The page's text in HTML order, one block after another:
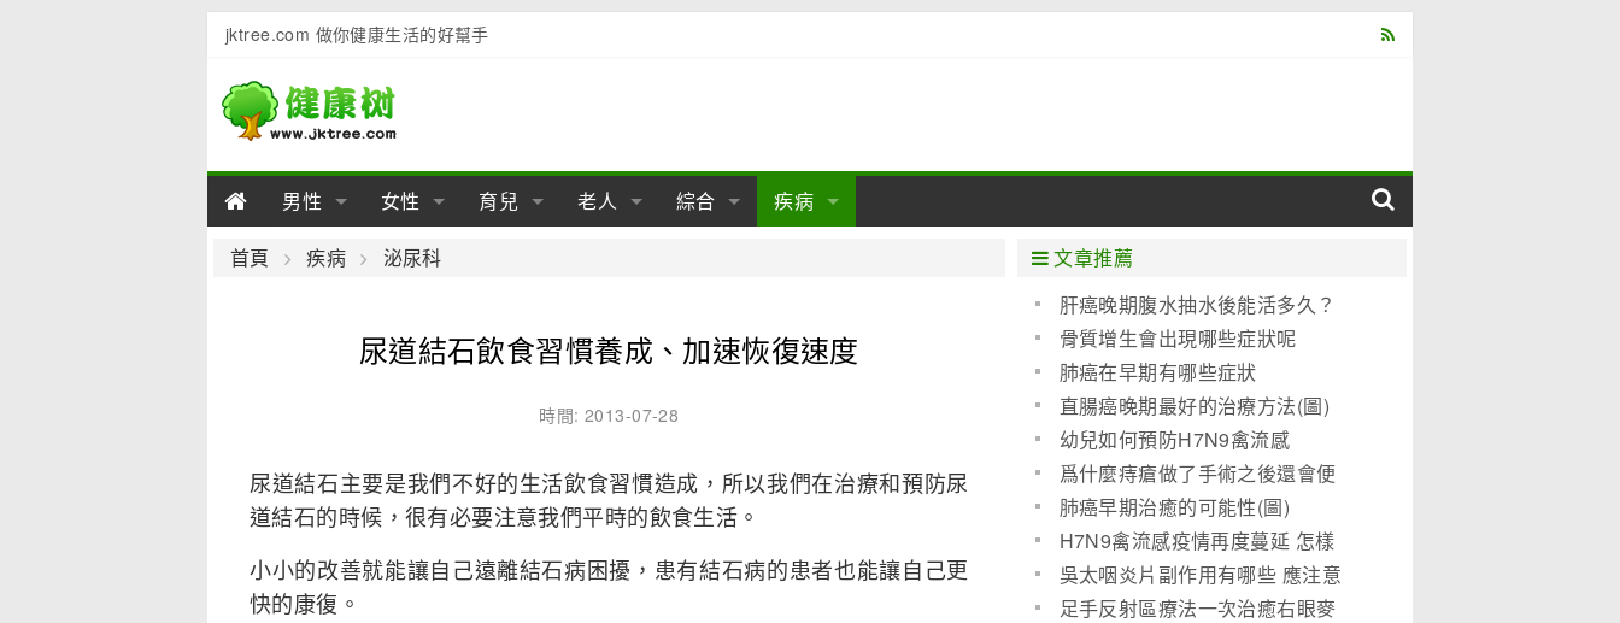
jktree.com 做你健康生活的好幫手
男性
男性陽痿
男性早泄
男性飲食
男性用品 男性疾病
女性
女性乳房
女性飲食
女性生理 女性疾病
育兒
幼兒期
學前期 母嬰用品
老人
老人用品
老人護理
綜合
亞健康
急救自救
疾病
肝病
泌尿科
肛腸科
心血管
口腔科
首頁 疾病 泌尿科
尿道結石飲食習慣養成、加速恢復速度
時間: 2013-07-28
尿道結石主要是我們不好的生活飲食習慣造成，所以我們在治療和預防尿
道結石的時候，很有必要注意我們平時的飲食生活。
小小的改善就能讓自己遠離結石病困擾，患有結石病的患者也能讓自己更
快的康復。
文章推薦
肝癌晚期腹水抽水後能活多久？
骨質增生會出現哪些症狀呢
肺癌在早期有哪些症狀
直腸癌晚期最好的治療方法(圖)
幼兒如何預防H7N9禽流感
爲什麼痔瘡做了手術之後還會便
血呢？
肺癌早期治癒的可能性(圖)
H7N9禽流感疫情再度蔓延 怎樣
預防是關鍵!(圖)
吳太咽炎片副作用有哪些 應注意
些什麼
足手反射區療法一次治癒右眼麥